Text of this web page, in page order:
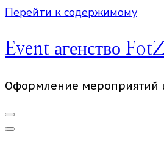
Перейти к содержимому
Event агенство
Оформление мероприятий